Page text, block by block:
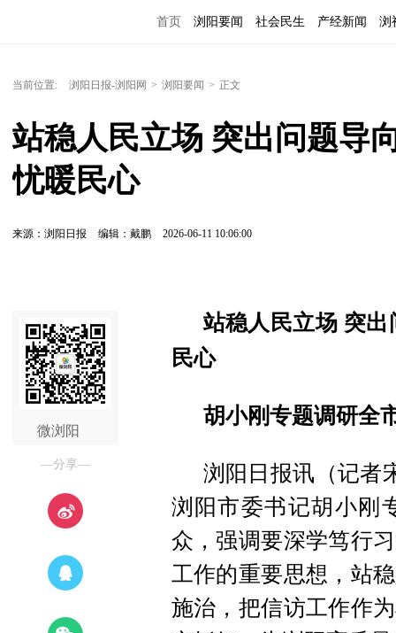
首页 浏阳要闻 社会民生 产经新闻 浏
当前位置: 浏阳日报-浏阳网 > 浏阳要闻 > 正文
站稳人民立场 突出问题导
忧暖民心
来源：浏阳日报 编辑：戴鹏 2026-06-11 10:06:00
微浏阳
—分享—
站稳人民立场 突
民心
胡小刚专题调研全
浏阳日报讯（记者
浏阳市委书记胡小刚
众，强调要深学笃行
工作的重要思想，站
施治，把信访工作作